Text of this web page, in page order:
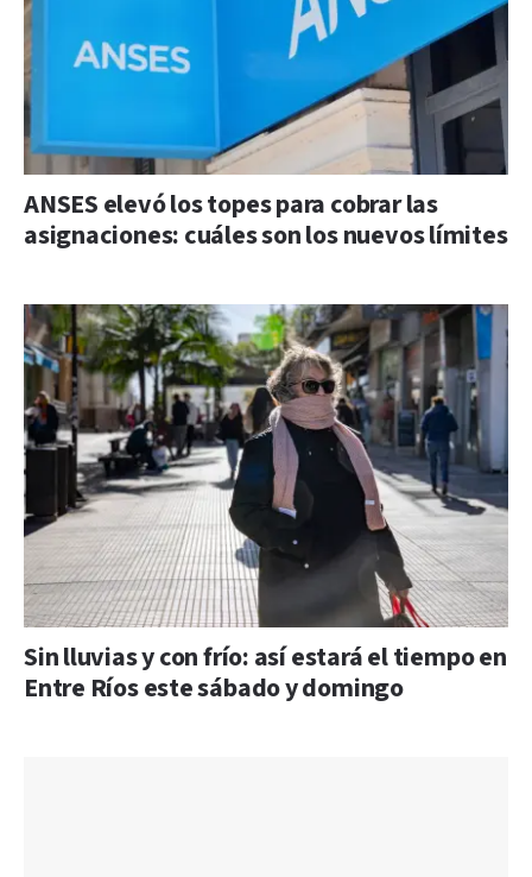
ANSES elevó los topes para cobrar las
asignaciones: cuáles son los nuevos límites
Sin lluvias y con frío: así estará el tiempo en
Entre Ríos este sábado y domingo